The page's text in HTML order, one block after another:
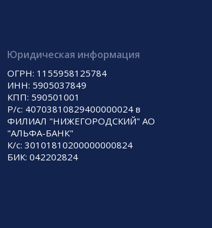
Юридическая информация
ОГРН: 1155958125784
ИНН: 5905037849
КПП: 590501001
Р/с: 40703810829400000024 в
ФИЛИАЛ "НИЖЕГОРОДСКИЙ" АО
"АЛЬФА-БАНК"
К/с: 30101810200000000824
БИК: 042202824